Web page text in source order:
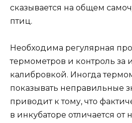
сказывается на общем
птиц.
Необходима регулярная
термометров и контроль за
калибровкой. Иногда
показывать неправильные
приводит к тому, что
в инкубаторе отличается от